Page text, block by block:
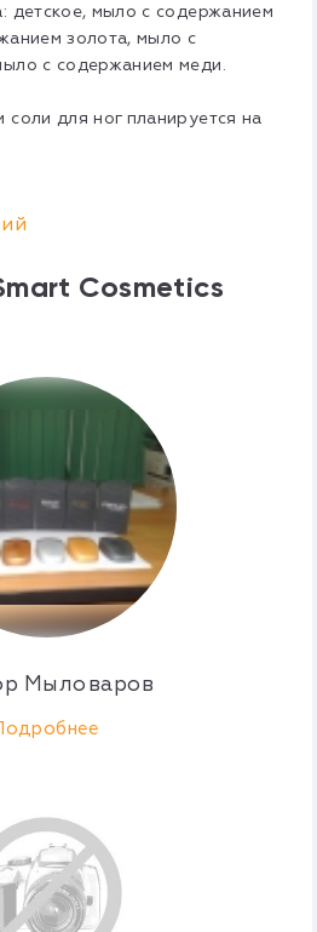
детское, мыло с содержанием
золота, мыло с
с содержанием меди.
для ног планируется на
Cosmetics
Мыловаров